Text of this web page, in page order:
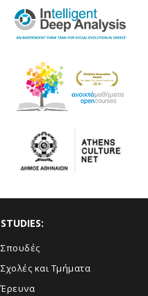
STUDIES:
Σπουδές
Σχολές και Τμήματα
Έρευνα